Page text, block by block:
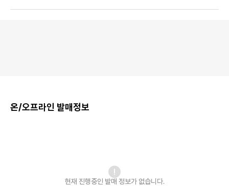
온/오프라인 발매정보
현재 진행중인 발매 정보가 없습니다.